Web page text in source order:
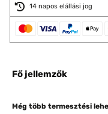
14 napos elállási jog
Fő jellemzők
Még több termesztési